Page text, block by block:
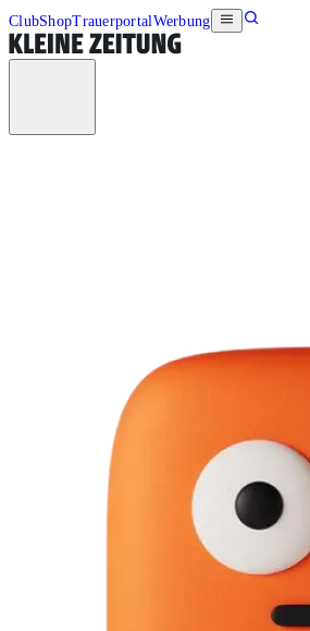
ClubShopTrauerportalWerbung